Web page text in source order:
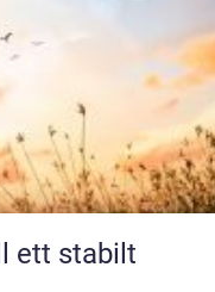
ett stabilt